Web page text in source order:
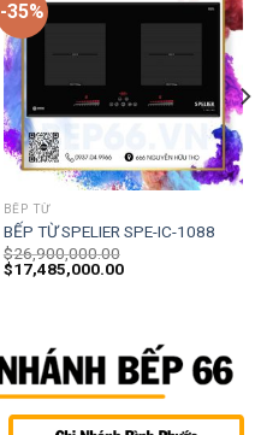
-35%
BẾP TỪ
BẾP TỪ SPELIER SPE-IC-1088
$26,900,000.00
$17,485,000.00